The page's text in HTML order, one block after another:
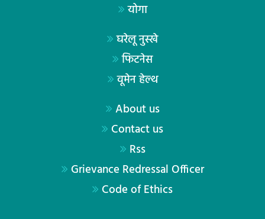
योगा
घरेलू नुस्खे
फिटनेस
वूमेन हेल्थ
About us
Contact us
Rss
Grievance Redressal Officer
Code of Ethics